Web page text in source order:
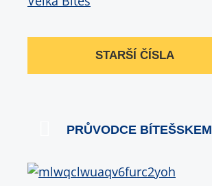
STARŠÍ ČÍSLA
PRŮVODCE BÍTEŠSKEM